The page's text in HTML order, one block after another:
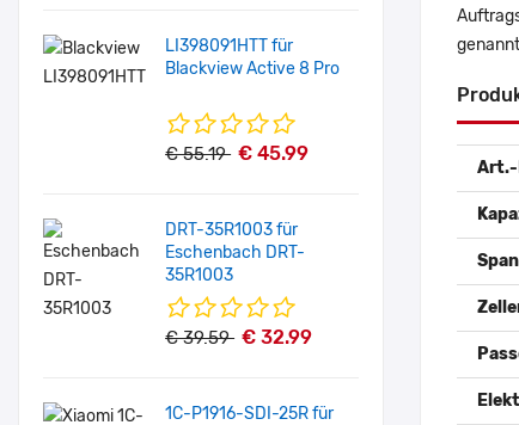
LI398091HTT für
Blackview Active 8 Pro
€ 55.19 € 45.99
DRT-35R1003 für
Eschenbach DRT-
35R1003
€ 39.59 € 32.99
1C-P1916-SDI-25R für
Art.-